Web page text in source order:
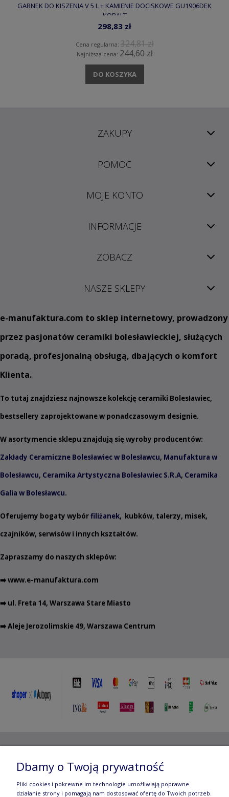
GARNEK DO KISZENIA V 5 L + KAMIENIE DOCISKOWE GU1906DEK
KOBALT
298,83 zł
Cena regularna: 324,81 zł
Najniższa cena:244,60 zł
DO KOSZYKA
ZAKUPY
POMOC
MOJE KONTO
INFORMACJE
ZOBACZ
NASZE SKLEPY
e-manufaktura.com to sklep internetowy, prowadzony
przez pasjonatów ceramiki bolesławieckiej, służących
poradą, profesjonalną obsługą, dbających o komfort
Klienta.
To tutaj znajdziesz najnowsze kolekcję ceramiki Bolesławiec,
bestsellery zaprojektowane w ponadczasowym designie.
W asortymencie sklepu znajdują się wyroby producentów:
Zakłady Ceramiczne Bolesławiec w Bolesławcu, Manufaktura w
Bolesławcu, Ceramika Artystyczna Bolesławiec S.R.A, Ceramika
Galia w Bolesławcu.
Oferujemy bogaty wybórfiliżanek, kubków, talerzy, misek,
czajników, serwisów i innych kształtów.
Zapraszamy do naszych sklepów:
➡️www.e-manufaktura.com
➡️ ul. Freta 14, Warszawa Stare Miasto
➡️ Aleje Jerozolimskie 49, Warszawa Centrum
Jerozolimskie 49, 00-696 Warszawa | e-mail:
manufaktura.com|
Dbamy o Twoją prywatność
Pliki cookies i pokrewne im technologie umożliwiają poprawne
działanie strony i pomagają nam dostosować ofertę do Twoich potrzeb.